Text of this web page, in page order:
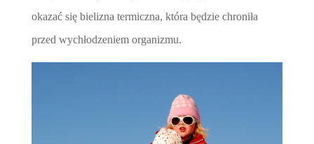
okazać się bielizna termiczna, która będzie chroniła
przed wychłodzeniem organizmu.